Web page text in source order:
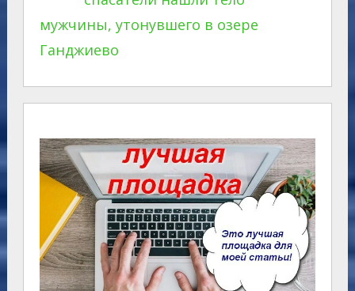
мужчины, утонувшего в озере
Ганджиево